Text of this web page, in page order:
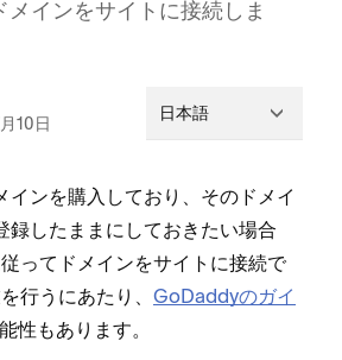
インをサイトに接続しま
10日 日本語
ンを購入しており⁠、そのドメイ
録したままにしておきたい場合
ってドメインをサイトに接続で
行うにあたり⁠、 GoDaddyのガイ
性もあります⁠。